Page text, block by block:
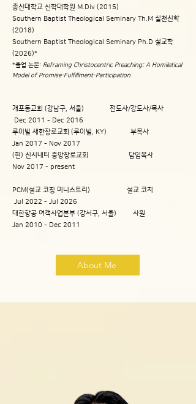
총신대학교 신학대학원 M.Div (2015)
Southern Baptist Theological Seminary Th.M 실천신학
(2018)
Southern Baptist Theological Seminary Ph.D 설교학
(2026)*
*졸업 논문: Reframing Christocentric Preaching: A Homiletical
Model of Promise-Fulfillment-Participation
개포동교회 (강남구, 서울) 전도사/강도사/목사
Dec 2011 - Dec 2016
​루이빌 새한장로교회 (루이빌, KY) 부목사
Jan 2017 - Nov 2017
(현) ​신시내티 중앙장로교회 담임목사
Nov 2017 - present
​PCM(설교 코칭 미니스트리) 설교 코치
Jul 2022 - Jul 2026
대한항공 여객사업본부 (강서구, 서울) 사원
Jan 2010 - Dec 2011
About Me